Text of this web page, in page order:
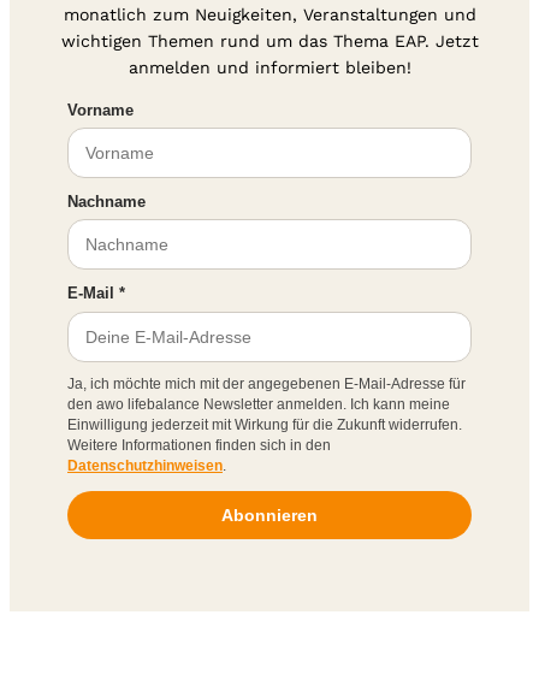
monatlich zum Neuigkeiten, Veranstaltungen und
wichtigen Themen rund um das Thema EAP. Jetzt
anmelden und informiert bleiben!
Vorname
Nachname
E-Mail *
Ja, ich möchte mich mit der angegebenen E-Mail-Adresse für
den awo lifebalance Newsletter anmelden. Ich kann meine
Einwilligung jederzeit mit Wirkung für die Zukunft widerrufen.
Weitere Informationen finden sich in den
Datenschutzhinweisen.
Abonnieren